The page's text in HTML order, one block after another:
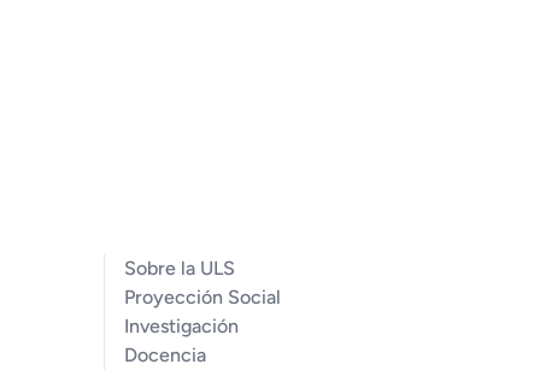
Sobre la ULS
Proyección Social
Investigación
Docencia